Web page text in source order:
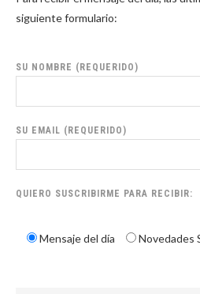
siguiente formulario:
SU NOMBRE (REQUERIDO)
SU EMAIL (REQUERIDO)
QUIERO SUSCRIBIRME PARA RECIBIR:
Mensaje del día Novedades